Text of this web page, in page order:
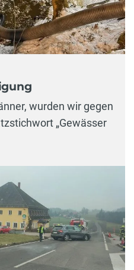
wurden wir gegen
„Gewässer